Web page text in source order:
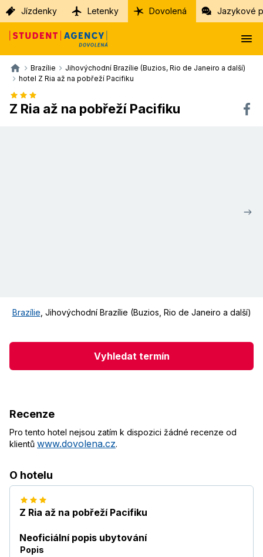
Jízdenky Letenky Dovolená Jazykové
Brazílie
Jihovýchodní Brazílie (Buzios, Rio de Janeiro a další)
hotel Z Ria až na pobřeží Pacifiku
Z Ria až na pobřeží Pacifiku
Brazílie Jihovýchodní Brazílie (Buzios, Rio de Janeiro a další)
Vyhledat termín
Recenze
Pro tento hotel nejsou zatím k dispozici žádné recenze od
klientů www.dovolena.cz.
O hotelu
Z Ria až na pobřeží Pacifiku
Neoficiální popis ubytování
Popis